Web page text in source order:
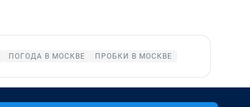
ПОГОДА В МОСКВЕ ПРОБКИ В МОСКВЕ